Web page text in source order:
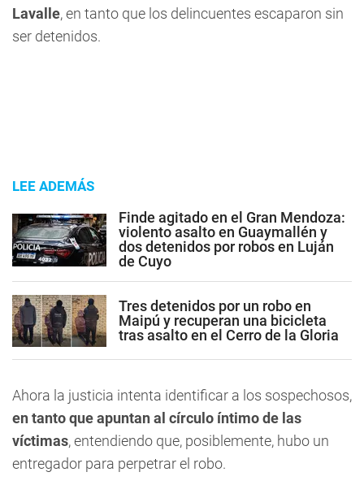
Lavalle, en tanto que los delincuentes escaparon sin
ser detenidos.
LEE ADEMÁS
Finde agitado en el Gran Mendoza:
violento asalto en Guaymallén y
dos detenidos por robos en Luján
de Cuyo
Tres detenidos por un robo en
Maipú y recuperan una bicicleta
tras asalto en el Cerro de la Gloria
Ahora la justicia intenta identificar a los sospechosos,
en tanto que apuntan al círculo íntimo de las
víctimas, entendiendo que, posiblemente, hubo un
entregador para perpetrar el robo.